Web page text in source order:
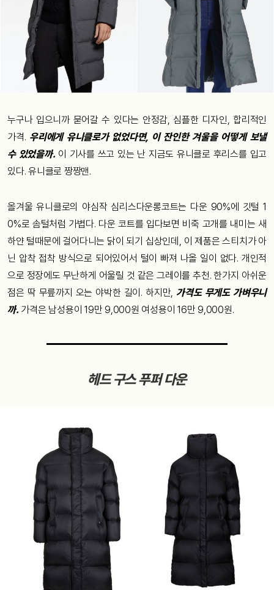
누구나 입으니까 묻어갈 수 있다는 안정감, 심플한 디자인, 합리적인
가격. 우리에게 유니클로가 없었다면, 이 잔인한 겨울을 어떻게 보낼
수 있었을까. 이 기사를 쓰고 있는 난 지금도 유니클로 후리스를 입고
있다. 유니클로 짱짱맨.
올겨울 유니클로의 야심작 심리스다운롱코트는 다운 90%에 깃털 1
0%로 솜털처럼 가볍다. 다운 코트를 입다보면 비죽 고개를 내미는 새
하얀 털때문에 걸어다니는 닭이 되기 십상인데, 이 제품은 스티치가 아
닌 압착 접착 방식으로 되어있어서 털이 빠져 나올 일이 없다. 개인적
으로 정장에도 무난하게 어울릴 것 같은 그레이를 추천. 한가지 아쉬운
점은 딱 무릎까지 오는 야박한 길이. 하지만, 가격도 무게도 가벼우니
까. 가격은 남성용이 19만 9,000원 여성용이 16만 9,000원.
헤드 구스 푸퍼 다운